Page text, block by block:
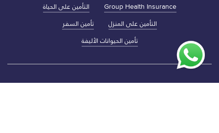
Group Health Insurance التأمين على الحياة
التأمين على المنزل تأمين السفر
تأمين الحيوانات الأليفة